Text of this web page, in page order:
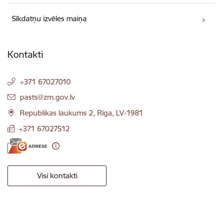
Sīkdatņu izvēles maiņa
Kontakti
+371 67027010
E-pasts:
pasts@zm.gov.lv
Republikas laukums 2, Rīga, LV-1981
+371 67027512
Visi kontakti